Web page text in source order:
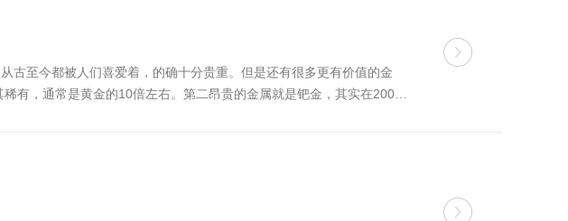
古至今都被人们喜爱着，的确十分贵重。但是还有很多更有价值的金
有，通常是黄金的10倍左右。第二昂贵的金属就是钯金，其实在2001